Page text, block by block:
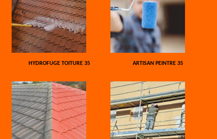
HYDROFUGE TOITURE 35 ARTISAN PEINTRE 35